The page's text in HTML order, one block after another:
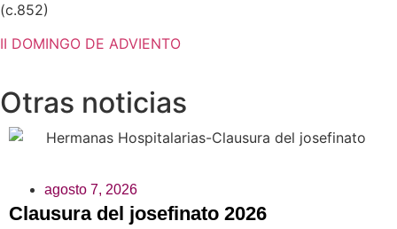
(c.852)
II DOMINGO DE ADVIENTO
Otras noticias
agosto 7, 2026
Clausura del josefinato 2026